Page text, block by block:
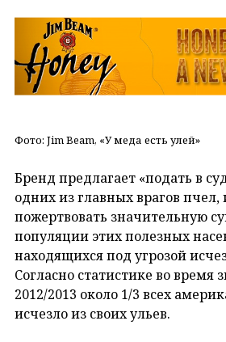
Фото: Jim Beam, «У меда есть улей»
Бренд предлагает «подать в
одних из главных врагов пчел,
пожертвовать значительную
популяции этих полезных
находящихся под угрозой
Согласно статистике во время
2012/2013 около 1/3 всех
исчезло из своих ульев.